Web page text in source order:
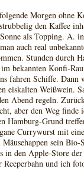
Morgen ohne
den Kaffee
als Topping. A.
auch real
Stunden durch
bekannten Konfi-
fahren Schiffe.
eiskalten Weißwein.
Abend regeln.
aber den Weg finde
Hamburg-Grund
Currywurst mit
sein
in den Apple-Store
Reeperbahn und ich